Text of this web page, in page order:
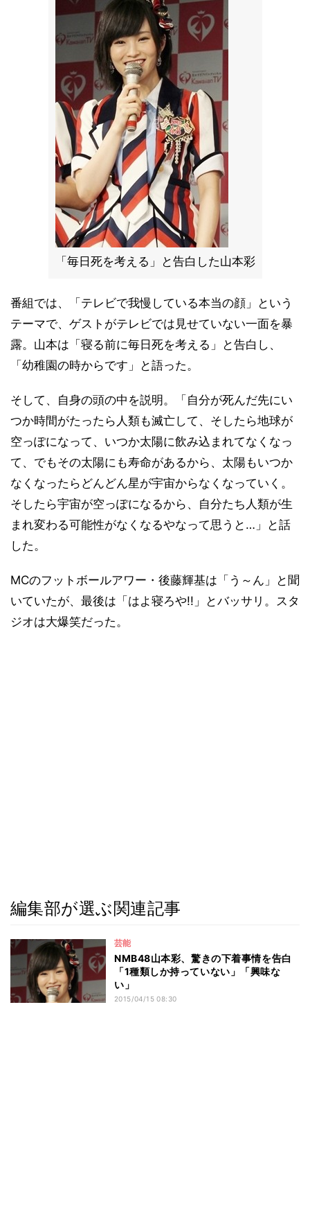
「毎日死を考える」と告白した山本彩
番組では、「テレビで我慢している本当の顔」という
テーマで、ゲストがテレビでは見せていない一面を暴
露。山本は「寝る前に毎日死を考える」と告白し、
「幼稚園の時からです」と語った。
そして、自身の頭の中を説明。「自分が死んだ先にい
つか時間がたったら人類も滅亡して、そしたら地球が
空っぽになって、いつか太陽に飲み込まれてなくなっ
て、でもその太陽にも寿命があるから、太陽もいつか
なくなったらどんどん星が宇宙からなくなっていく。
そしたら宇宙が空っぽになるから、自分たち人類が生
まれ変わる可能性がなくなるやなって思うと…」と話
した。
MCのフットボールアワー・後藤輝基は「う～ん」と聞
いていたが、最後は「はよ寝ろや!!」とバッサリ。スタ
ジオは大爆笑だった。
編集部が選ぶ関連記事
芸能
NMB48山本彩、驚きの下着事情を告白
「1種類しか持っていない」「興味な
い」
2015/04/15 08:30